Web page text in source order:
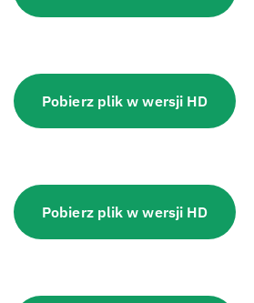
Pobierz plik w wersji HD
Pobierz plik w wersji HD